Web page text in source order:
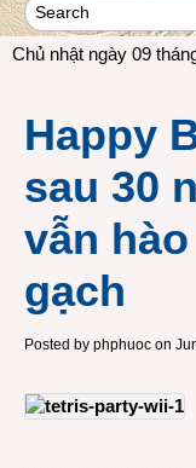
Chủ nhật ngày 09
Happy
sau 30
vẫn
gạch
Posted by phphuoc on